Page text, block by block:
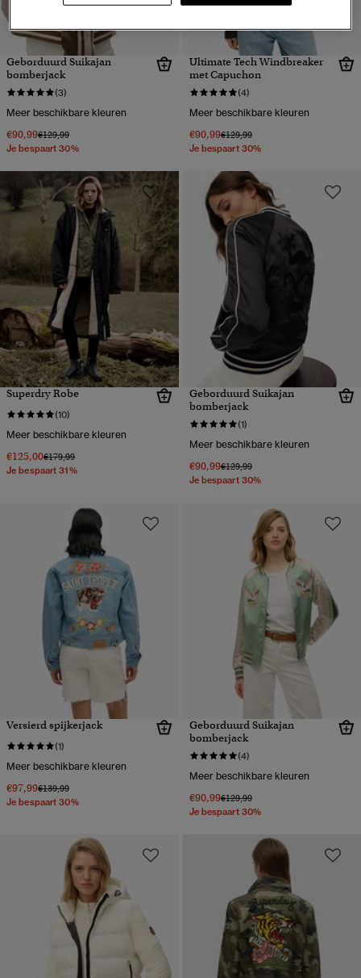
Geborduurd Suikajan
bomberjack
(3)
Meer beschikbare kleuren
€90,99Prijs verlaagd van
€129,99naar
Je bespaart 30%
Ultimate Tech Windbreaker
met Capuchon
(4)
Meer beschikbare kleuren
€90,99Prijs verlaagd van
€129,99naar
Je bespaart 30%
Superdry Robe
(10)
Meer beschikbare kleuren
€125,00Prijs verlaagd van
€179,99naar
Je bespaart 31%
Geborduurd Suikajan
bomberjack
(1)
Meer beschikbare kleuren
€90,99Prijs verlaagd van
€129,99naar
Je bespaart 30%
Versierd spijkerjack
(1)
Meer beschikbare kleuren
€97,99Prijs verlaagd van
€139,99naar
Je bespaart 30%
Geborduurd Suikajan
bomberjack
(4)
Meer beschikbare kleuren
€90,99Prijs verlaagd van
€129,99naar
Je bespaart 30%